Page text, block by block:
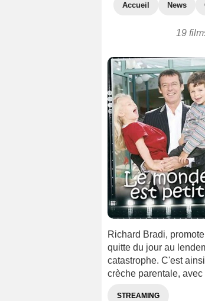
Accueil News
19
Richard Bradi,
quitte du jour au
catastrophe. C'est
crèche parentale,
STREAMING